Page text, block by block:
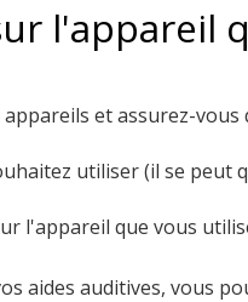
l'appareil
et assurez-
utiliser (il se peut
l'appareil que vous
aides auditives, vous